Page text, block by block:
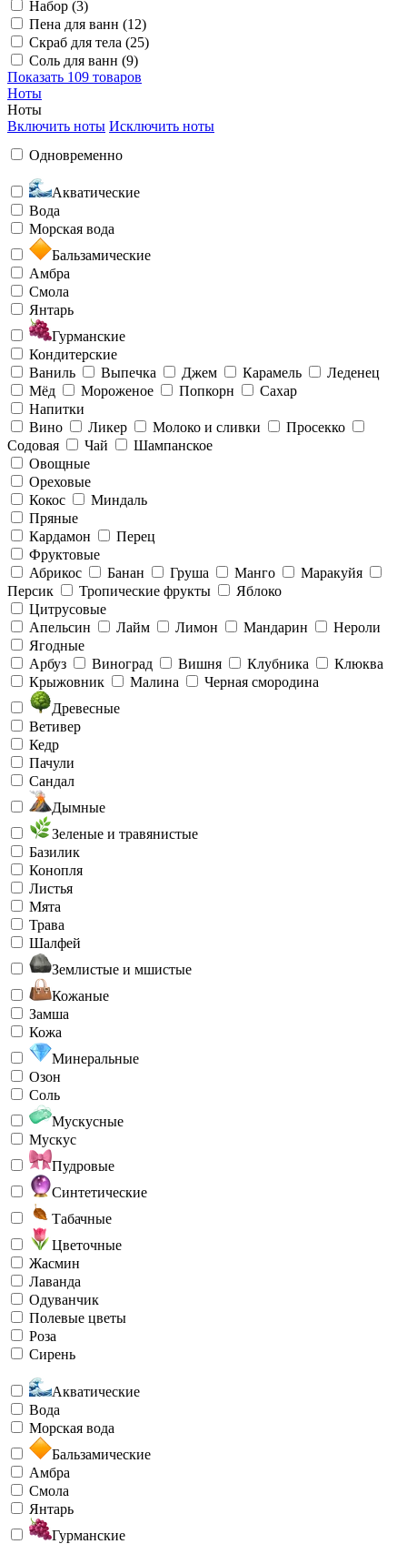
Набор (3)
Пена для ванн (12)
Скраб для тела (25)
Соль для ванн (9)
Показать 109 товаров
Ноты
Ноты
Включить ноты Исключить ноты
Одновременно
Акватические
Вода
Морская вода
Бальзамические
Амбра
Смола
Янтарь
Гурманские
Кондитерские
Ваниль
Выпечка Джем Карамель
Леденец
Мёд
Мороженое Попкорн
Сахар
Напитки
Вино
Ликер Молоко и сливки
Просекко
Содовая
Чай
Шампанское
Овощные
Ореховые
Кокос
Миндаль
Пряные
Кардамон
Перец
Фруктовые
Абрикос
Банан Груша Манго
Маракуйя
Персик
Тропические фрукты
Яблоко
Цитрусовые
Апельсин
Лайм Лимон Мандарин
Нероли
Ягодные
Арбуз
Виноград Вишня Клубника
Клюква
Крыжовник
Малина
Черная смородина
Древесные
Ветивер
Кедр
Пачули
Сандал
Дымные
Зеленые и травянистые
Базилик
Конопля
Листья
Мята
Трава
Шалфей
Землистые и мшистые
Кожаные
Замша
Кожа
Минеральные
Озон
Соль
Мускусные
Мускус
Пудровые
Синтетические
Табачные
Цветочные
Жасмин
Лаванда
Одуванчик
Полевые цветы
Роза
Сирень
Акватические
Вода
Морская вода
Бальзамические
Амбра
Смола
Янтарь
Гурманские